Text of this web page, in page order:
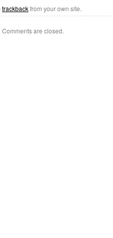
trackbackfrom your own site.
Comments are closed.